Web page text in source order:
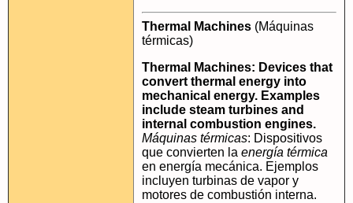
Thermal Machines (Máquinas
térmicas)
Thermal Machines: Devices that
convert thermal energy into
mechanical energy. Examples
include steam turbines and
internal combustion engines.
Máquinas térmicas: Dispositivos
que convierten la energía térmica
en energía mecánica. Ejemplos
incluyen turbinas de vapor y
motores de combustión interna.